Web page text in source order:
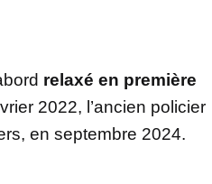
relaxé en première
2022, l’ancien policier
en septembre 2024.